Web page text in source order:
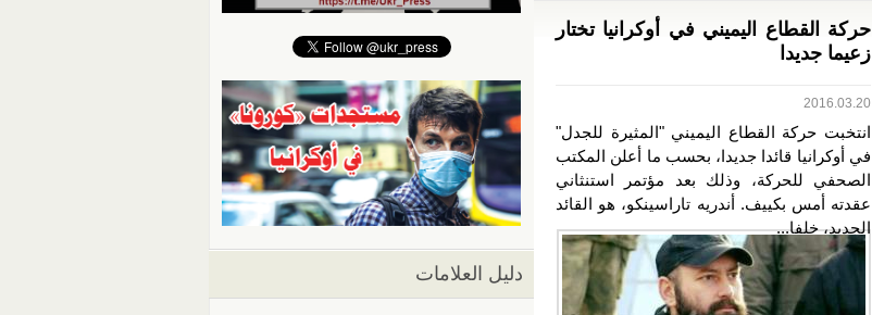
حركة القطاع اليميني في أوكرانيا تختار
زعيما جديدا
2016.03.20
انتخبت حركة القطاع اليميني "المثيرة للجدل"
في أوكرانيا قائدا جديدا، بحسب ما أعلن المكتب
الصحفي للحركة، وذلك بعد مؤتمر استنثاني
عقدته أمس بكييف. أندريه تاراسينكو، هو القائد
الجديد، خلفا...
دليل العلامات